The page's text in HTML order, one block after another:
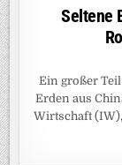
Seltene
Ein großer
Erden aus
Wirtschaft